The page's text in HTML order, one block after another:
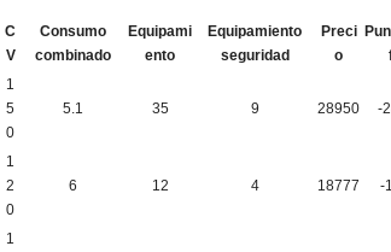
C
V
Consumo
combinado
Equipami
ento
Equipamiento
seguridad
Preci
o
1
5
0
5.1 35 9 28950 -
1
2
0
6 12 4 18777 -
1